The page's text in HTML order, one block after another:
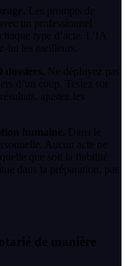
Les prompts de
un professionnel
type d’acte. L’IA
lui les meilleurs.
dossiers. Ne déployez pas
d’un coup. Testez sur
ajustez les
humaine. Dans le
Aucun acte ne
que soit la fiabilité
dans la préparation, pas
de manière